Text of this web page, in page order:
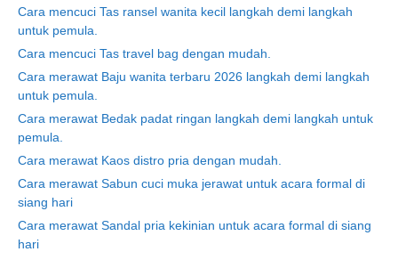
Cara mencuci Tas ransel wanita kecil langkah demi langkah
untuk pemula.
Cara mencuci Tas travel bag dengan mudah.
Cara merawat Baju wanita terbaru 2026 langkah demi langkah
untuk pemula.
Cara merawat Bedak padat ringan langkah demi langkah untuk
pemula.
Cara merawat Kaos distro pria dengan mudah.
Cara merawat Sabun cuci muka jerawat untuk acara formal di
siang hari
Cara merawat Sandal pria kekinian untuk acara formal di siang
hari